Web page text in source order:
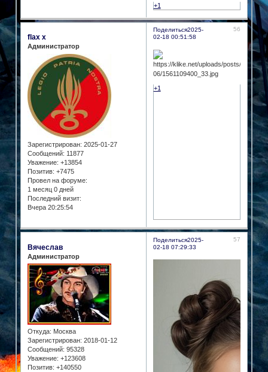
+1
Поделиться 56
2025-
02-18 00:51:58
flax x
Администратор
Зарегистрирован: 2025-01-27
Сообщений: 11877
Уважение: +13854
Позитив: +7475
Провел на форуме:
1 месяц 0 дней
Последний визит:
Вчера 20:25:54
+1
Поделиться 57
2025-
02-18 07:29:33
Вячеслав
Администратор
Откуда: Москва
Зарегистрирован: 2018-01-12
Сообщений: 95328
Уважение: +123608
Позитив: +140550